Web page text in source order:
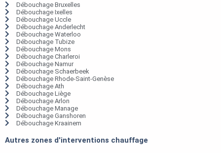
Débouchage Bruxelles
Débouchage Ixelles
Débouchage Uccle
Débouchage Anderlecht
Débouchage Waterloo
Débouchage Tubize
Débouchage Mons
Débouchage Charleroi
Débouchage Namur
Débouchage Schaerbeek
Débouchage Rhode-Saint-Genèse
Débouchage Ath
Débouchage Liège
Débouchage Arlon
Débouchage Manage
Débouchage Ganshoren
Débouchage Kraainem
Autres zones d'interventions chauffage